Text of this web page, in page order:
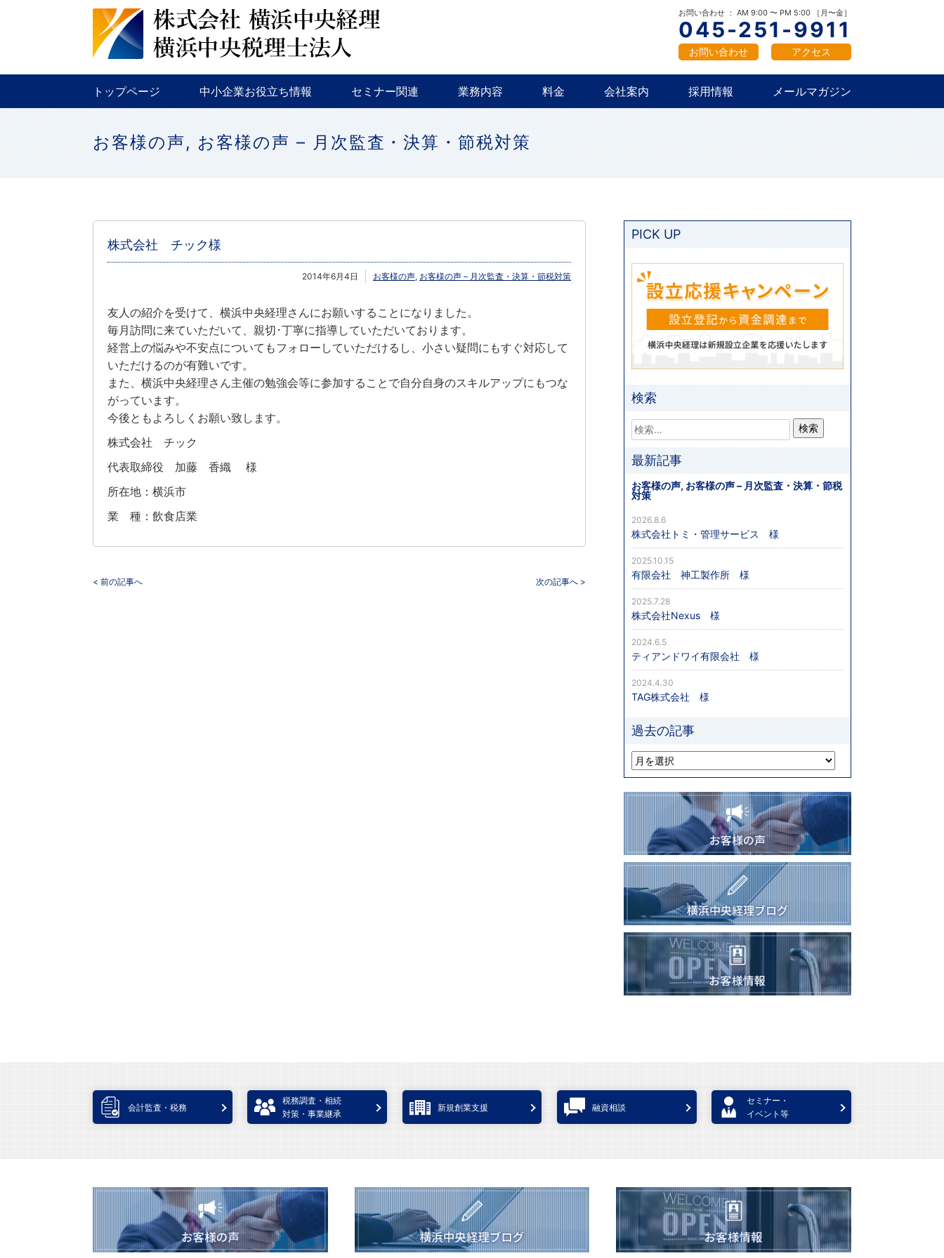
お問い合わせ ： AM 9:00 〜 PM 5:00 ［月〜金］
045-251-9911
お問い合わせ アクセス
トップページ 中小企業お役立ち情報 セミナー関連 業務内容 料金 会社案内 採用情報 メールマガジン
お客様の声, お客様の声 – 月次監査・決算・節税対策
株式会社 チック様
2014年6月4日 お客様の声, お客様の声 – 月次監査・決算・節税対策
友人の紹介を受けて、横浜中央経理さんにお願いすることになりました。
毎月訪問に来ていただいて、親切･丁寧に指導していただいております。
経営上の悩みや不安点についてもフォローしていただけるし、小さい疑問にもすぐ対応して
いただけるのが有難いです。
また、横浜中央経理さん主催の勉強会等に参加することで自分自身のスキルアップにもつな
がっています。
今後ともよろしくお願い致します。
株式会社 チック
代表取締役 加藤 香織 様
所在地：横浜市
業 種：飲食店業
< 前の記事へ 次の記事へ >
PICK UP
検索
最新記事
お客様の声, お客様の声 – 月次監査・決算・節税
対策
株式会社トミ・管理サービス 様
2026.8.6
有限会社 神工製作所 様
2025.10.15
株式会社Nexus 様
2025.7.28
ティアンドワイ有限会社 様
2024.6.5
TAG株式会社 様
2024.4.30
過去の記事
会計監査・税務
税務調査・相続
対策・事業継承
新規創業支援 融資相談
セミナー・
イベント等
税務
金融
補助金・助成金 新卒採用
中途採用